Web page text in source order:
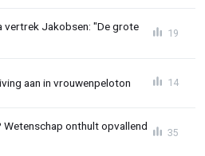
vertrek Jakobsen: "De grote
19
aan in vrouwenpeloton 14
onthult opvallend
35